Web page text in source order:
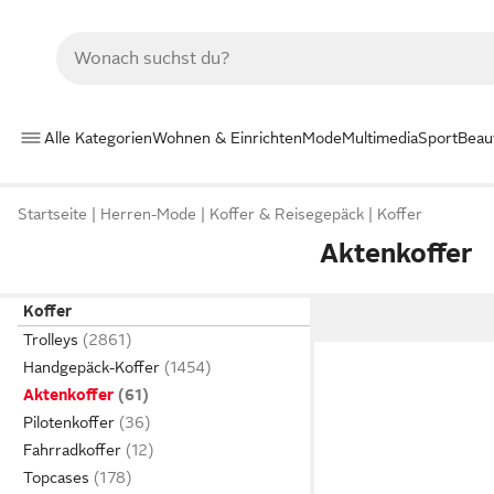
Alle KategorienWohnen & EinrichtenModeMultimediaSport
Startseite Herren-Mode Koffer & Reisegepäck Koffer
Aktenkoffer
Koffer
Trolleys
Handgepäck-Koffer
Aktenkoffer
Pilotenkoffer
Fahrradkoffer
Topcases